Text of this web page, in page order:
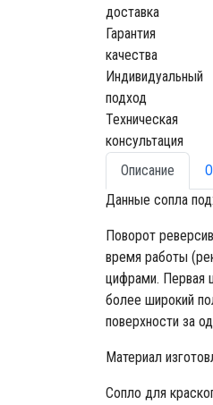
доставка
Гарантия
качества
Индивидуальный
подход
Техническая
консультация
Описание
Данные сопла
Поворот
время работы
цифрами. Первая
более широкий
поверхности за
Материал
Сопло для